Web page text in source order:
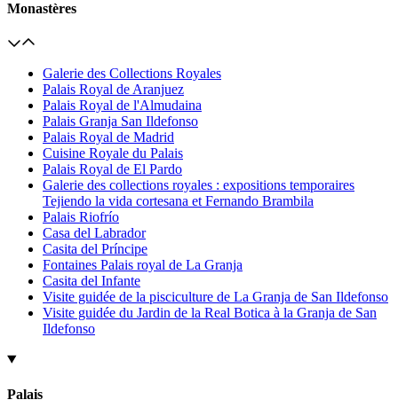
Monastères
Galerie des Collections Royales
Palais Royal de Aranjuez
Palais Royal de l'Almudaina
Palais Granja San Ildefonso
Palais Royal de Madrid
Cuisine Royale du Palais
Palais Royal de El Pardo
Galerie des collections royales : expositions temporaires
Tejiendo la vida cortesana et Fernando Brambila
Palais Riofrío
Casa del Labrador
Casita del Príncipe
Fontaines Palais royal de La Granja
Casita del Infante
Visite guidée de la pisciculture de La Granja de San Ildefonso
Visite guidée du Jardin de la Real Botica à la Granja de San
Ildefonso
Palais